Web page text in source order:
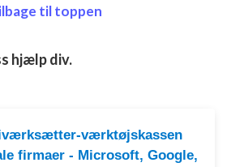
til toppen
hjælp div.
værktøjskassen
firmaer - Microsoft, Google,